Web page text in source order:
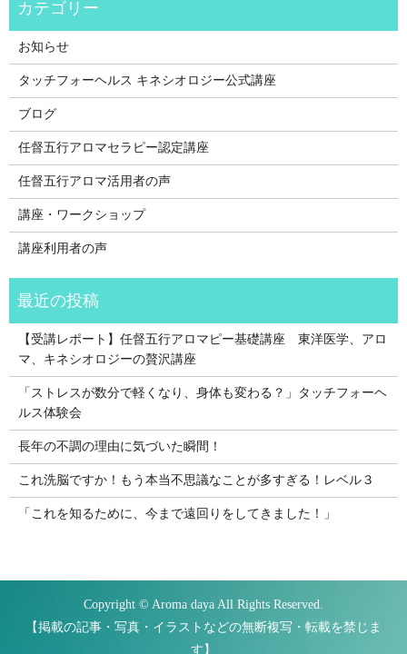
お知らせ
タッチフォーヘルス キネシオロジー公式講座
ブログ
任督五行アロマセラピー認定講座
任督五行アロマ活用者の声
講座・ワークショップ
講座利用者の声
【受講レポート】任督五行アロマピー基礎講座 東洋医学、アロ
マ、キネシオロジーの贅沢講座
「ストレスが数分で軽くなり、身体も変わる？」タッチフォーヘ
ルス体験会
長年の不調の理由に気づいた瞬間！
これ洗脳ですか！もう本当不思議なことが多すぎる！レベル３
「これを知るために、今まで遠回りをしてきました！」
Copyright © Aroma daya All Rights Reserved.
【掲載の記事・写真・イラストなどの無断複写・転載を禁じま
す】